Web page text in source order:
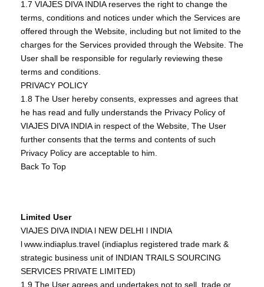
1.7 VIAJES DIVA INDIA reserves the right to change the
terms, conditions and notices under which the Services are
offered through the Website, including but not limited to the
charges for the Services provided through the Website. The
User shall be responsible for regularly reviewing these
terms and conditions.
PRIVACY POLICY
1.8 The User hereby consents, expresses and agrees that
he has read and fully understands the Privacy Policy of
VIAJES DIVA INDIA in respect of the Website, The User
further consents that the terms and contents of such
Privacy Policy are acceptable to him.
Back To Top
Limited User
VIAJES DIVA INDIA l NEW DELHI l INDIA
l www.indiaplus.travel (indiaplus registered trade mark &
strategic business unit of INDIAN TRAILS SOURCING
SERVICES PRIVATE LIMITED)
1.9 The User agrees and undertakes not to sell, trade or